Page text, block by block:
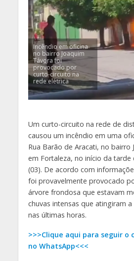
Incêndio em oficina
no bairro Joaquim
Távora foi
provocado por
curto-circuito na
rede elétrica
Um curto-circuito na rede de
causou um incêndio em uma
Rua Barão de Aracati, no bairro
em Fortaleza, no início da
(03). De acordo com
foi provavelmente provocado
árvore frondosa que estavam
chuvas intensas que atingiram
nas últimas horas.
>>>Clique aqui para seguir o
no WhatsApp<<<